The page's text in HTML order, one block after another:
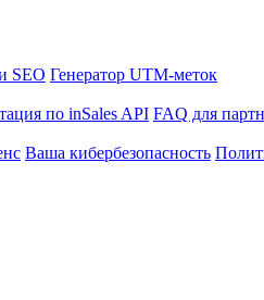
SEO Генератор UTM-меток
по inSales API FAQ для
Ваша кибербезопасность